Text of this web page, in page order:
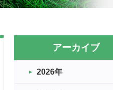
アーカイブ
2026年